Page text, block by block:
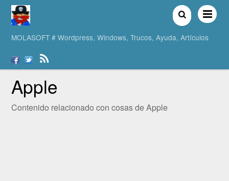
MOLASOFT # Wordpress, Windows, Trucos, Ayuda, Artículos
Apple
Contenido relacionado con cosas de Apple